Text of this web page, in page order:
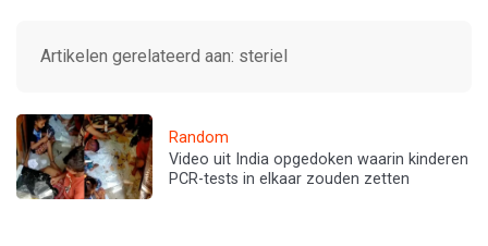
Artikelen gerelateerd aan: steriel
Random
Video uit India opgedoken waarin kinderen
PCR-tests in elkaar zouden zetten